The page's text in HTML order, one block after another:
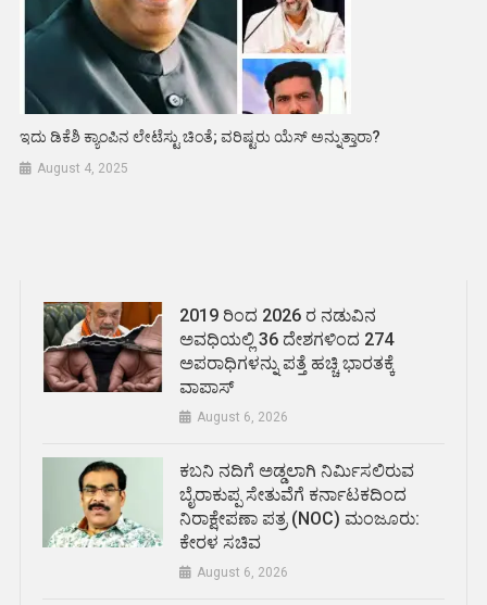
ಇದು ಡಿಕೆಶಿ ಕ್ಯಾಂಪಿನ ಲೇಟೆಸ್ಟು ಚಿಂತೆ; ವರಿಷ್ಟರು ಯೆಸ್ ಅನ್ನುತ್ತಾರಾ?
August 4, 2025
2019 ರಿಂದ 2026 ರ ನಡುವಿನ
ಅವಧಿಯಲ್ಲಿ 36 ದೇಶಗಳಿಂದ 274
ಅಪರಾಧಿಗಳನ್ನು ಪತ್ತೆ ಹಚ್ಚಿ ಭಾರತಕ್ಕೆ
ವಾಪಾಸ್
August 6, 2026
ಕಬನಿ ನದಿಗೆ ಅಡ್ಡಲಾಗಿ ನಿರ್ಮಿಸಲಿರುವ
ಬೈರಾಕುಪ್ಪ ಸೇತುವೆಗೆ ಕರ್ನಾಟಕದಿಂದ
ನಿರಾಕ್ಷೇಪಣಾ ಪತ್ರ (NOC) ಮಂಜೂರು:
ಕೇರಳ ಸಚಿವ
August 6, 2026